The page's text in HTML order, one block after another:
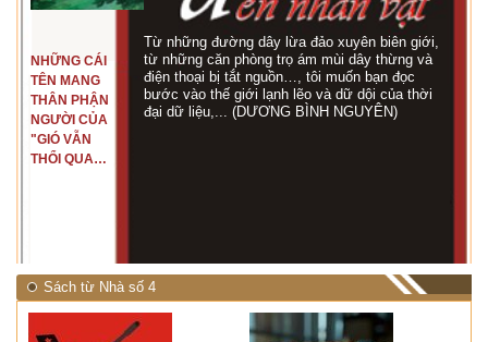
NHỮNG CÁI
TÊN MANG
THÂN PHẬN
NGƯỜI CỦA
"GIÓ VẪN
THỔI QUA
Từ những đường dây lừa đảo xuyên biên giới,
từ những căn phòng trọ ám mùi dây thừng và
điện thoại bị tắt nguồn…, tôi muốn bạn đọc
bước vào thế giới lạnh lẽo và dữ dội của thời
đại dữ liệu,... (DƯƠNG BÌNH NGUYÊN)
Sách từ Nhà số 4